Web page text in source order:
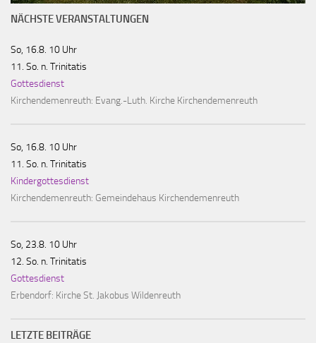
NÄCHSTE VERANSTALTUNGEN
So, 16.8. 10 Uhr
11. So. n. Trinitatis
Gottesdienst
Kirchendemenreuth: Evang.-Luth. Kirche Kirchendemenreuth
So, 16.8. 10 Uhr
11. So. n. Trinitatis
Kindergottesdienst
Kirchendemenreuth: Gemeindehaus Kirchendemenreuth
So, 23.8. 10 Uhr
12. So. n. Trinitatis
Gottesdienst
Erbendorf: Kirche St. Jakobus Wildenreuth
LETZTE BEITRÄGE